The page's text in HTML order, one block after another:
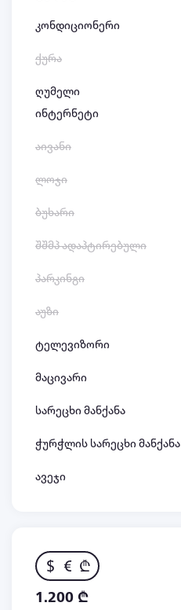
კონდიციონერი
ქურა
ღუმელი
ინტერნეტი
აივანი
ლოჯი
ბუხარი
შშმპ ადაპტირებული
პარკინგი
აუზი
ტელევიზორი
მაცივარი
სარეცხი მანქანა
ჭურჭლის სარეცხი მანქანა
ავეჯი
$ € ₾
1.200 ₾